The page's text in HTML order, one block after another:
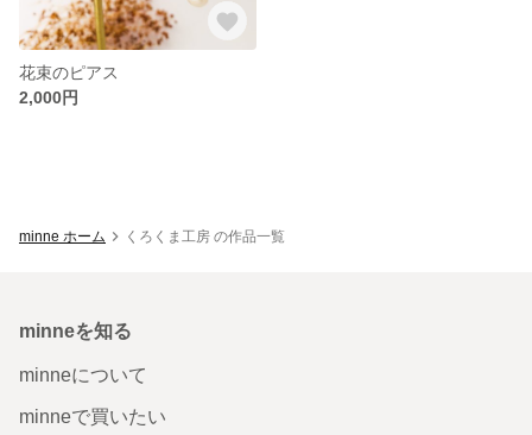
花束のピアス
2,000円
minne ホーム くろくま工房 の作品一覧
minneを知る
minneについて
minneで買いたい